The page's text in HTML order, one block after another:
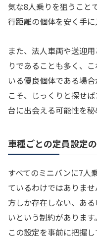
気な8人乗りを狙うこと
行距離の個体を安く手に
また、法人車両や送迎
りであることも多く、
いる優良個体である場
こそ、じっくりと探せ
台に出会える可能性を秘
車種ごとの定員設定
すべてのミニバンに7人
ているわけではありま
方しか存在しない、あ
いという制約がありま
この設定を事前に把握し